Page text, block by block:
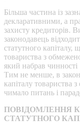
Більша частина із
декларативними, а
захисту кредиторів.
законодавець
статутного капіталу,
товариства з
який набрав
Тим не менше, в
капіталу товариства
чимало питань і
ПОВІДОМЛЕННЯ
СТАТУТНОГО